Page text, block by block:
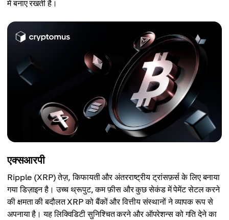
में बनाए रखती है।
एक्सआरपी
Ripple (XRP) तेज़, किफायती और अंतरराष्ट्रीय ट्रांसफ़र्स के लिए बनाया
गया डिज़ाइन है। उच्च थ्रूपुट, कम फ़ीस और कुछ सेकंड में पेमेंट सेटल करने
की क्षमता की बदौलत XRP को बैंकों और वित्तीय संस्थानों ने व्यापक रूप से
अपनाया है। यह लिक्विडिटी सुनिश्चित करने और ऑपरेशन्स को गति देने का